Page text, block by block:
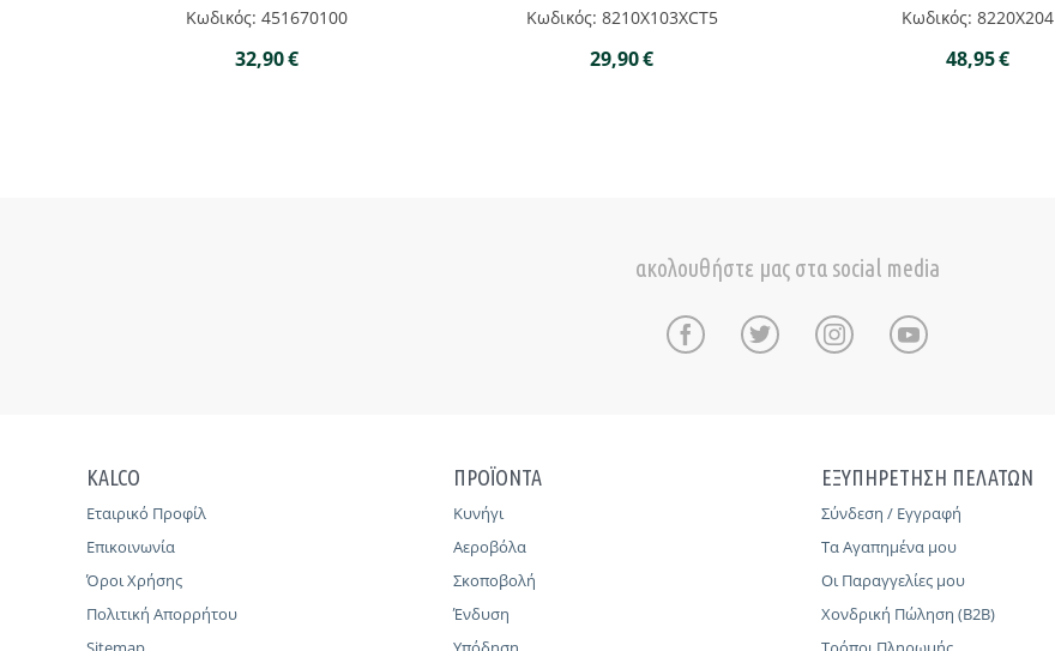
Κωδικός: 451670100
32,90€
Κωδικός: 8210X103XCT5
29,90€
Κωδικός: 8220Χ204
48,95€
ακολουθήστε μας στα social media
KALCO
Εταιρικό Προφίλ
Επικοινωνία
Όροι Χρήσης
Πολιτική Απορρήτου
ΠΡΟΪΟΝΤΑ
Κυνήγι
Αεροβόλα
Σκοποβολή
Ένδυση
ΕΞΥΠΗΡΕΤΗΣΗ ΠΕΛΑΤΩΝ
Σύνδεση / Εγγραφή
Τα Αγαπημένα μου
Οι Παραγγελίες μου
Χονδρική Πώληση (B2B)